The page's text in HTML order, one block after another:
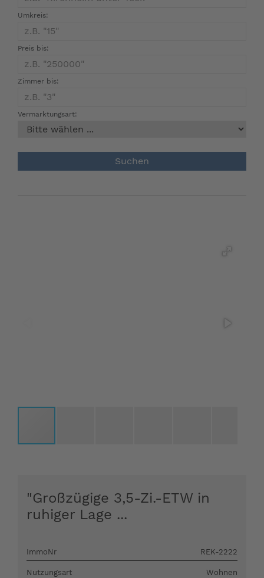
Umkreis:
Preis bis:
Zimmer bis:
Vermarktungsart:
"Großzügige 3,5-Zi.-ETW in
ruhiger Lage ...
ImmoNr REK-2222
Nutzungsart Wohnen